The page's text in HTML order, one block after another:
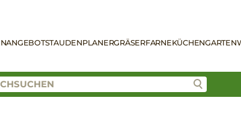
ANGEBOTSTAUDENPLANERGRÄSERFARNEKÜCHENGARTEN